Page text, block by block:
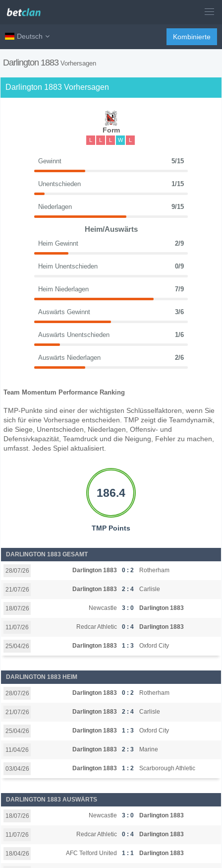
Deutsch Kombinierte
Darlington 1883 Vorhersagen
Darlington 1883 Vorhersagen
Form
L L L W L
Gewinnt 5/15
Unentschieden 1/15
Niederlagen 9/15
Heim/Auswärts
Heim Gewinnt 2/9
Heim Unentschieden 0/9
Heim Niederlagen 7/9
Auswärts Gewinnt 3/6
Auswärts Unentschieden 1/6
Auswärts Niederlagen 2/6
Team Momentum Performance Ranking
TMP-Punkte sind einer der wichtigsten Schlüsselfaktoren, wenn Sie
sich für eine Vorhersage entscheiden. TMP zeigt die Teamdynamik,
die Siege, Unentschieden, Niederlagen, Offensiv- und
Defensivkapazität, Teamdruck und die Neigung, Fehler zu machen,
umfasst. Jedes Spiel aktualisiert.
186.4
TMP Points
DARLINGTON 1883 GESAMT
28/07/26 Darlington 1883 0 : 2 Rotherham
21/07/26 Darlington 1883 2 : 4 Carlisle
18/07/26 Newcastle 3 : 0 Darlington 1883
11/07/26 Redcar Athletic 0 : 4 Darlington 1883
25/04/26 Darlington 1883 1 : 3 Oxford City
DARLINGTON 1883 HEIM
28/07/26 Darlington 1883 0 : 2 Rotherham
21/07/26 Darlington 1883 2 : 4 Carlisle
25/04/26 Darlington 1883 1 : 3 Oxford City
11/04/26 Darlington 1883 2 : 3 Marine
03/04/26 Darlington 1883 1 : 2 Scarborough Athletic
DARLINGTON 1883 AUSWÄRTS
18/07/26 Newcastle 3 : 0 Darlington 1883
11/07/26 Redcar Athletic 0 : 4 Darlington 1883
18/04/26 AFC Telford United 1 : 1 Darlington 1883